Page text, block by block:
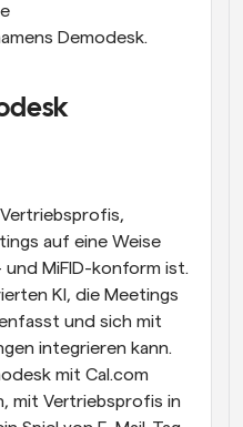
Demodesk.
auf eine Weise
und MiFID-konform ist.
KI, die Meetings
und sich mit
integrieren kann.
mit Cal.com
mit Vertriebsprofis in